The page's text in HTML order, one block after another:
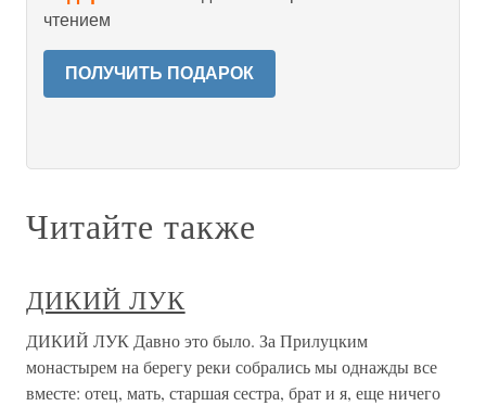
чтением
ПОЛУЧИТЬ ПОДАРОК
Читайте также
ДИКИЙ ЛУК
ДИКИЙ ЛУК Давно это было. За Прилуцким
монастырем на берегу реки собрались мы однажды все
вместе: отец, мать, старшая сестра, брат и я, еще ничего